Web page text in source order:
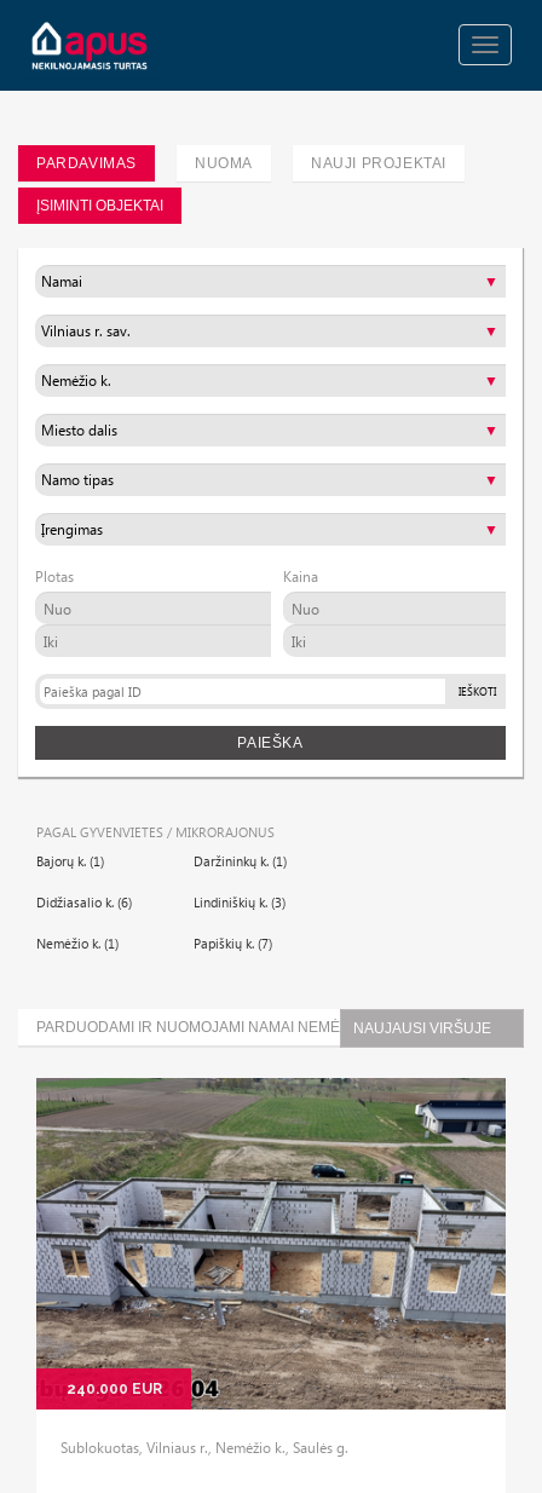
Toggle
PARDAVIMAS NUOMA NAUJI PROJEKTAI
ĮSIMINTI OBJEKTAI
Plotas Kaina
IEŠKOTI
PAIEŠKA
PAGAL GYVENVIETES / MIKRORAJONUS
Bajorų k. (1)
Daržininkų k. (1)
Didžiasalio k. (6) Lindiniškių k. (3)
Nemėžio k. (1) Papiškių k. (7)
PARDUODAMI IR NUOMOJAMI NAMAI NEMĖŽIO K. (1)NAUJAUSI VIRŠUJE
240.000 EUR
Sublokuotas, Vilniaus r., Nemėžio k., Saulės g.